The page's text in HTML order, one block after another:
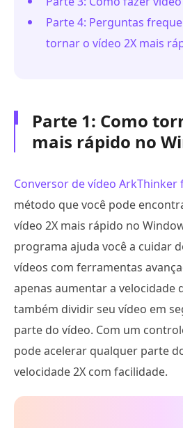
Parte 4: Perguntas
tornar o vídeo 2X mais
Parte 1: Como
mais rápido no
Conversor de vídeo ArkThinker
método que você pode
vídeo 2X mais rápido no
programa ajuda você a cuidar
vídeos com ferramentas
apenas aumentar a velocidade
também dividir seu vídeo em
parte do vídeo. Com um
pode acelerar qualquer parte
velocidade 2X com facilidade.